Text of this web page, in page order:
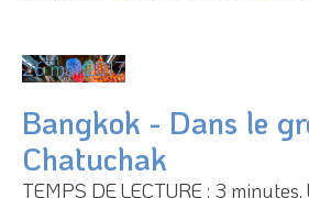
26 mai 2017
Bangkok - Dans le
Chatuchak
TEMPS DE LECTURE : 3